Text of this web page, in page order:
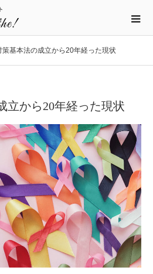
策基本法の成立から20年経った現状
立から20年経った現状